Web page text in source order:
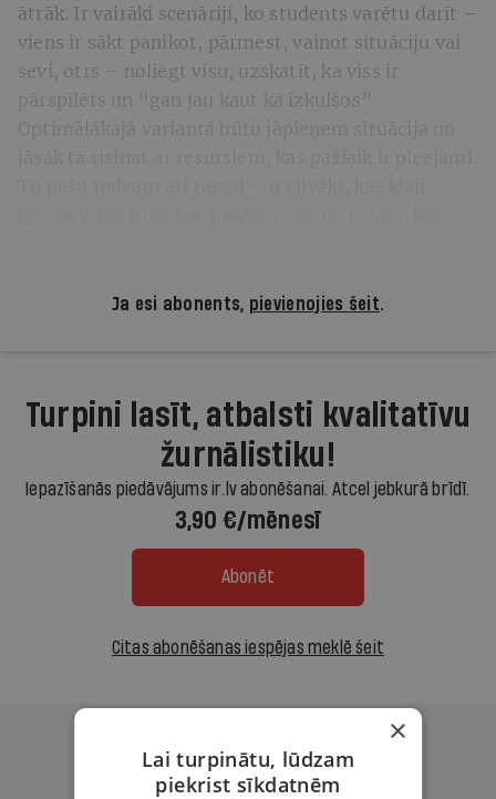
ātrāk. Ir vairāki scenāriji, ko students varētu darīt –
viens ir sākt panikot, pārmest, vainot situāciju vai
sevi, otrs – noliegt visu, uzskatīt, ka viss ir
pārspīlēts un “gan jau kaut kā izkulšos”.
Ja esi abonents, pievienojies šeit.
Turpini lasīt, atbalsti kvalitatīvu
žurnālistiku!
Iepazīšanās piedāvājums ir.lv abonēšanai. Atcel jebkurā brīdī.
3,90 €/mēnesī
Abonēt
Citas abonēšanas iespējas meklē šeit
×
Lai turpinātu, lūdzam
piekrist sīkdatnēm